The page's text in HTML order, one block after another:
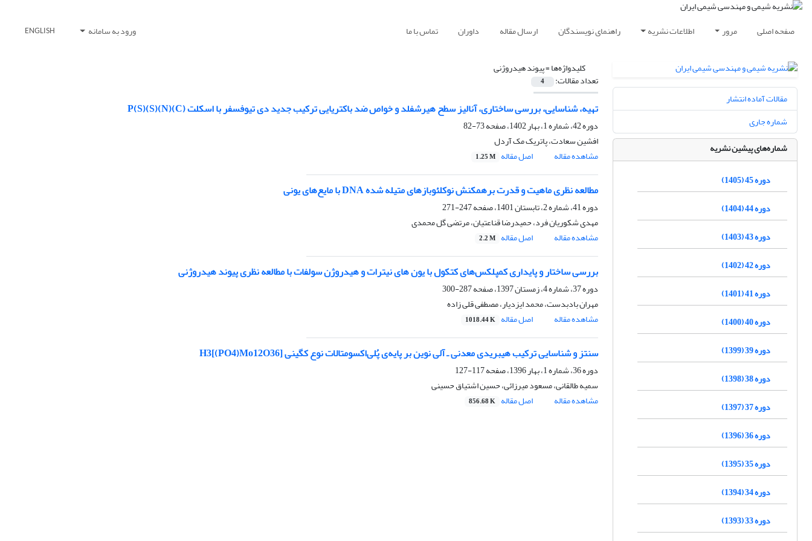
صفحه اصلی مرور اطلاعات نشریه راهنمای نویسندگان ارسال مقاله داوران تماس با ما ورود به سامانه ENGLISH
کلیدواژه‌ها =پیوند هیدروژنی
تعداد مقالات: 4
تهیه، شناسایی، بررسی ساختاری، آنالیز سطح هیرشفلد و خواص ضد باکتریایی ترکیب جدید دی تیوفسفر با اسکلت P(S)(S)(N)(C)
دوره 42، شماره 1، بهار 1402، صفحه
73-82
افشین سعادت، پاتریک مک آردل
مشاهده مقاله
اصل مقاله 1.25 M
مطالعه نظری ماهیت و قدرت برهمکنش نوکلئوبازهای متیله شده DNA با مایع‌های یونی
دوره 41، شماره 2، تابستان 1401، صفحه
247-271
مهدی شکوریان فرد، حمیدرضا قناعتیان، مرتضی گل محمدی
مشاهده مقاله
اصل مقاله 2.2 M
بررسی ساختار و پایداری کمپلکس‌های کتکول با یون های نیترات و هیدروژن سولفات با مطالعه نظری پیوند هیدروژنی
دوره 37، شماره 4، زمستان 1397، صفحه
287-300
مهران بادبدست، محمد ایزدیار، مصطفی قلی زاده
مشاهده مقاله
اصل مقاله 1018.44 K
سنتز و شناسایی ترکیب هیبریدی معدنی ـ آلی نوین بر پایه‌ی پُلی‌اکسومتالات نوع کگینی H3[(PO4)Mo12O36]
دوره 36، شماره 1، بهار 1396، صفحه
117-127
سمیه طالقانی، مسعود میرزائی، حسین اشتیاق حسینی
مشاهده مقاله
اصل مقاله 856.68 K
مقالات آماده انتشار
شماره جاری
شماره‌های پیشین نشریه
دوره 45 (1405)
دوره 44 (1404)
دوره 43 (1403)
دوره 42 (1402)
دوره 41 (1401)
دوره 40 (1400)
دوره 39 (1399)
دوره 38 (1398)
دوره 37 (1397)
دوره 36 (1396)
دوره 35 (1395)
دوره 34 (1394)
دوره 33 (1393)